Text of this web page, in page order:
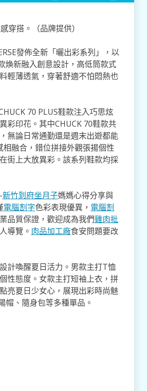
穿搭。（品牌提供）
發佈全新「曬出彩系列」，以
煥新融入創意設計，高低筒款式
輕薄透氣，穿著舒適不怕悶熱也
70 PLUS鞋款注入巧思炫
彩印花。其中CHUCK 70鞋款共
無論日常通勤還是週末出遊都能
融合，錯位拼接外觀張揚個性
街上大放異彩。該系列鞋款均採
新竹到府坐月子媽媽心得分享與
電腦割字色彩表現優異， 電腦割
品質保證，歡迎成為我們雞肉批
導覽。 肉品加工廠食安問題要改
計喚醒夏日活力。男款主打T恤
性態度。女款主打短袖上衣，拼
亮夏日少女心，展現出彩時尚魅
帽、隨身包等多種單品。